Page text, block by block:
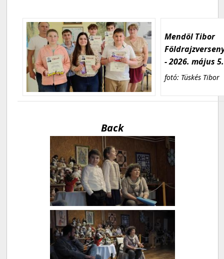
Mendöl Tibor
- 2026. május 5.
fotó: Tüskés Tibor
Back